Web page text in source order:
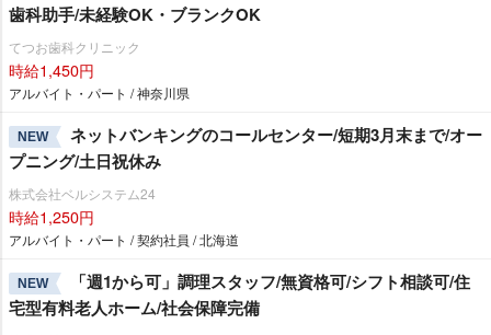
歯科助手/未経験OK・ブランクOK
てつお歯科クリニック
時給1,450円
アルバイト・パート / 神奈川県
NEW
ネットバンキングのコールセンター/短期3月末まで/オー
プニング/土日祝休み
株式会社ベルシステム24
時給1,250円
アルバイト・パート / 契約社員 / 北海道
NEW
「週1から可」調理スタッフ/無資格可/シフト相談可/住
宅型有料老人ホーム/社会保障完備